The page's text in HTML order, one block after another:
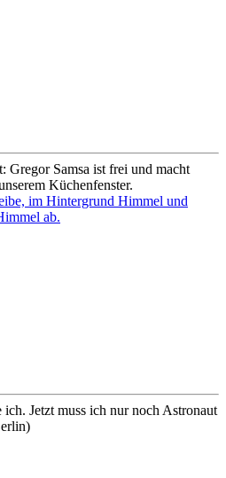
Gregor Samsa ist frei und macht
Küchenfenster.
Jetzt muss ich nur noch Astronaut